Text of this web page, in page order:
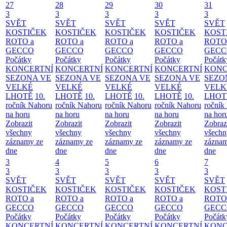
27
3
SVĚT
KOSTIČEK
ROTO a
GECCO
Počátky
KONCERTNÍ
SEZONA VE
VELKÉ
LHOTĚ 10.
ročník Nahoru
na horu
Zobrazit
všechny
záznamy ze
dne
28
3
SVĚT
KOSTIČEK
ROTO a
GECCO
Počátky
KONCERTNÍ
SEZONA VE
VELKÉ
LHOTĚ 10.
ročník Nahoru
na horu
Zobrazit
všechny
záznamy ze
dne
29
3
SVĚT
KOSTIČEK
ROTO a
GECCO
Počátky
KONCERTNÍ
SEZONA VE
VELKÉ
LHOTĚ 10.
ročník Nahoru
na horu
Zobrazit
všechny
záznamy ze
dne
30
3
SVĚT
KOSTIČEK
ROTO a
GECCO
Počátky
KONCERTNÍ
SEZONA VE
VELKÉ
LHOTĚ 10.
ročník Nahoru
na horu
Zobrazit
všechny
záznamy ze
dne
31
3
SVĚT
ročník
na
dne
3
3
SVĚT
KOSTIČEK
ROTO a
GECCO
Počátky
4
3
SVĚT
KOSTIČEK
ROTO a
GECCO
Počátky
5
3
SVĚT
KOSTIČEK
ROTO a
GECCO
Počátky
6
3
SVĚT
KOSTIČEK
ROTO a
GECCO
Počátky
7
3
SVĚT